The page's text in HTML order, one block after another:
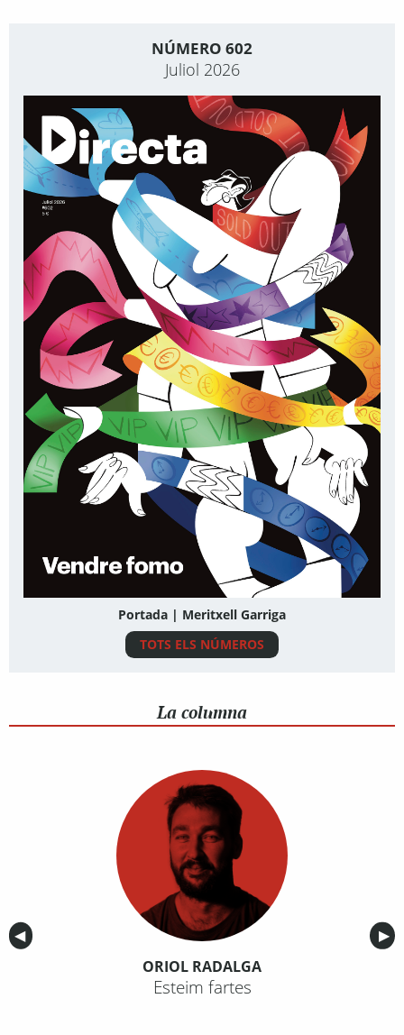
NÚMERO 602
Juliol 2026
Portada | Meritxell Garriga
TOTS ELS NÚMEROS
La columna
Anterior
◀︎ ▶︎
ORIOL RADALGA
Esteim fartes